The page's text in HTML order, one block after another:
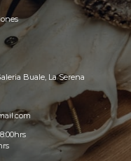
Buale, La Serena